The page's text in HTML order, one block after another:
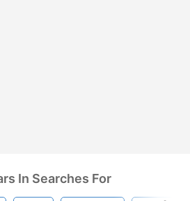
In Searches For